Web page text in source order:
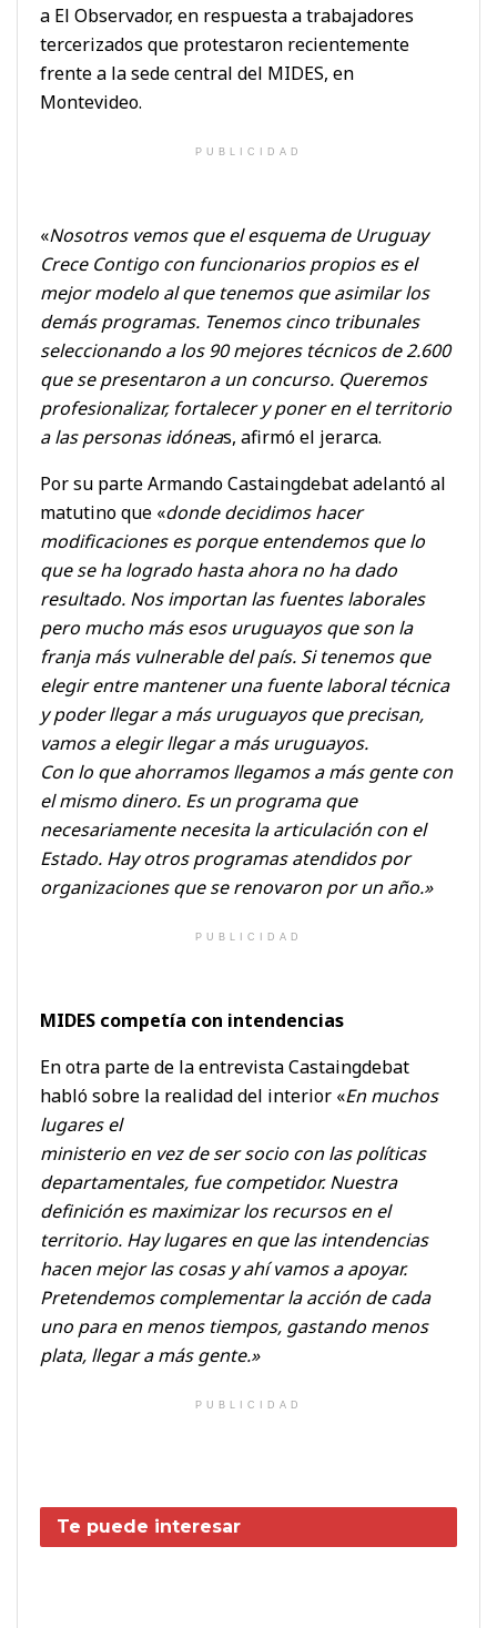
a El Observador, en respuesta a trabajadores
tercerizados que protestaron recientemente
frente a la sede central del MIDES, en
Montevideo.
PUBLICIDAD
«Nosotros vemos que el esquema de Uruguay
Crece Contigo con funcionarios propios es el
mejor modelo al que tenemos que asimilar los
demás programas. Tenemos cinco tribunales
seleccionando a los 90 mejores técnicos de 2.600
que se presentaron a un concurso. Queremos
profesionalizar, fortalecer y poner en el territorio
a las personas idóneas, afirmó el jerarca.
Por su parte Armando Castaingdebat adelantó al
matutino que «donde decidimos hacer
modificaciones es porque entendemos que lo
que se ha logrado hasta ahora no ha dado
resultado. Nos importan las fuentes laborales
pero mucho más esos uruguayos que son la
franja más vulnerable del país. Si tenemos que
elegirentre mantener una fuente laboral técnica
y poder llegar a más uruguayos que precisan,
vamos a elegir llegar a más uruguayos.
Con lo que ahorramos llegamos a más gente con
el mismo dinero. Es un programa que
necesariamente necesita la articulación con el
Estado. Hay otros programas atendidos por
organizaciones que se renovaron por un año.»
PUBLICIDAD
MIDES competía con intendencias
En otra parte de la entrevista Castaingdebat
habló sobre la realidad del interior «En muchos
lugares el
ministerio en vez de ser socio con las políticas
departamentales, fue competidor. Nuestra
definición es maximizar los recursos en el
territorio. Hay lugares en que las intendencias
hacen mejor las cosas y ahí vamos a apoyar.
Pretendemos complementar la acción de cada
uno para en menos tiempos, gastando menos
plata, llegar a más gente.»
PUBLICIDAD
Te puede interesar